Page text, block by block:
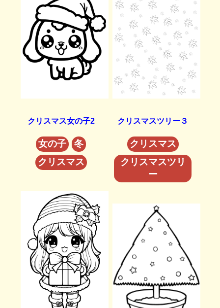
クリスマス女の子2
女の子
冬
クリスマス
クリスマスツリー３
クリスマス
クリスマスツリ
ー